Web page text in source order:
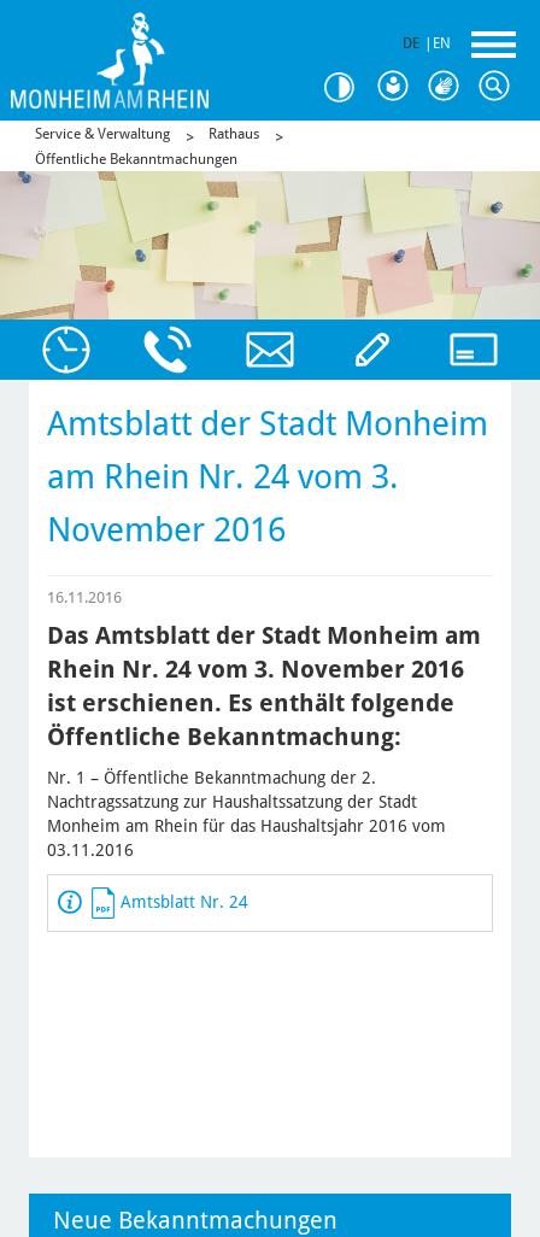
DE EN
Service & Verwaltung
Rathaus
Öffentliche Bekanntmachungen
Amtsblatt der Stadt Monheim
am Rhein Nr. 24 vom 3.
November 2016
16.11.2016
Das Amtsblatt der Stadt Monheim am
Rhein Nr. 24 vom 3. November 2016
ist erschienen. Es enthält folgende
Öffentliche Bekanntmachung:
Nr. 1 – Öffentliche Bekanntmachung der 2.
Nachtragssatzung zur Haushaltssatzung der Stadt
Monheim am Rhein für das Haushaltsjahr 2016 vom
03.11.2016
Amtsblatt Nr. 24
Neue Bekanntmachungen